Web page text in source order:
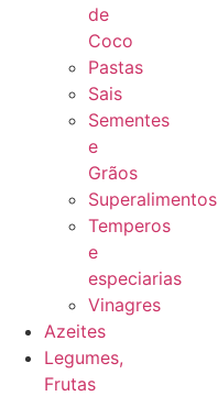
de
Coco
Pastas
Sais
Sementes
e
Grãos
Superalimentos
Temperos
e
especiarias
Vinagres
Azeites
Legumes,
Frutas